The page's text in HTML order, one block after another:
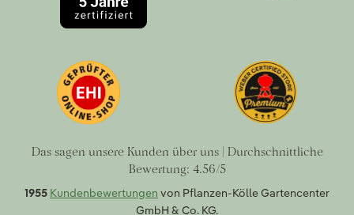
Das sagen unsere Kunden über uns | Durchschnittliche
Bewertung: 4.56/5
1955 Kundenbewertungen von Pflanzen-Kölle Gartencenter
GmbH & Co. KG.